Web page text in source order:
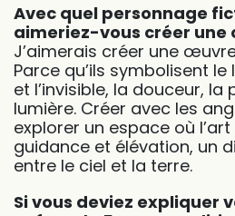
Avec quel personnage
aimeriez-vous créer une
J’aimerais créer une
Parce qu’ils symbolisent
et l’invisible, la douceur,
lumière. Créer avec les
explorer un espace où
guidance et élévation, un
entre le ciel et la terre.
Si vous deviez expliquer